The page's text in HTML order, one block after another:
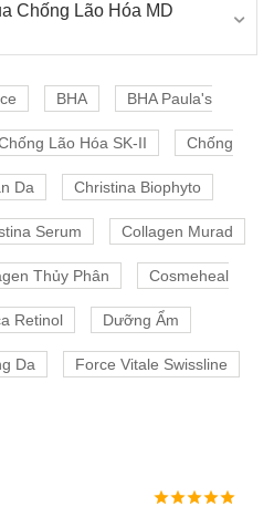
Chống Lão Hóa MD
BHA BHA Paula's
Lão Hóa SK-II Chống
Da Christina Biophyto
Serum Collagen Murad
Thủy Phân Cosmeheal
Retinol Dưỡng Ẩm
Da Force Vitale Swissline